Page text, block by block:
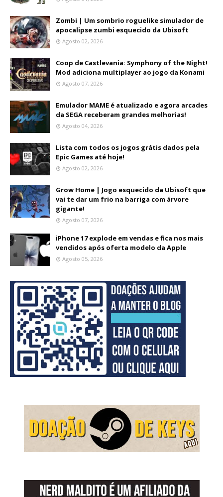
Zombi | Um sombrio roguelike simulador de
apocalipse zumbi esquecido da Ubisoft
Agosto 02, 2026
Coop de Castlevania: Symphony of the Night!
Mod adiciona multiplayer ao jogo da Konami
Agosto 07, 2026
Emulador MAME é atualizado e agora arcades
da SEGA receberam grandes melhorias!
Agosto 04, 2026
Lista com todos os jogos grátis dados pela
Epic Games até hoje!
Agosto 02, 2026
Grow Home | Jogo esquecido da Ubisoft que
vai te dar um frio na barriga com árvore
gigante!
Agosto 07, 2026
iPhone 17 explode em vendas e fica nos mais
vendidos após oferta modelo da Apple
Agosto 05, 2026